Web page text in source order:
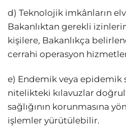
d) Teknolojik imkânların
Bakanlıktan gerekli
kişilere, Bakanlıkça
cerrahi operasyon
e) Endemik veya epidemik
nitelikteki kılavuzlar
sağlığının korunmasına
işlemler yürütülebilir.